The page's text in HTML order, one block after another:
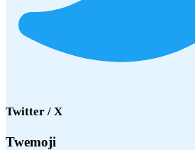
Twitter / X
Twemoji